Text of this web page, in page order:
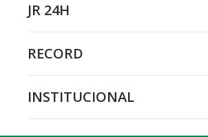
JR 24H
RECORD
INSTITUCIONAL